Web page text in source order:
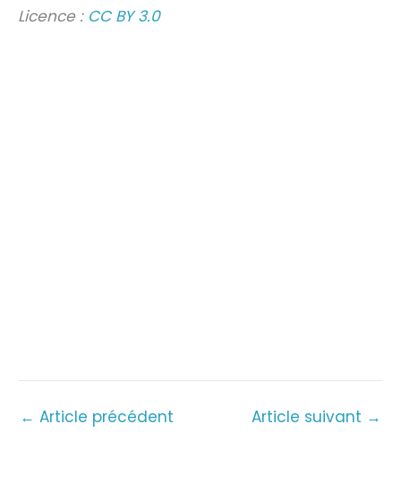
Licence : CC BY 3.0
← Article précédent Article suivant →